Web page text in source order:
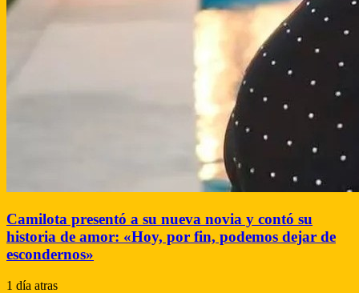
Camilota presentó a su nueva novia y contó su
historia de amor: «Hoy, por fin, podemos dejar de
escondernos»
1 día atras